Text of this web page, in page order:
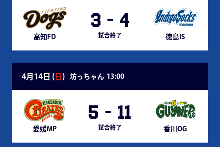
高知FD
3 - 4
試合終了 徳島IS
4月14日 ( 日 ) 坊っちゃん 13:00
愛媛MP
5 - 11
試合終了 香川OG